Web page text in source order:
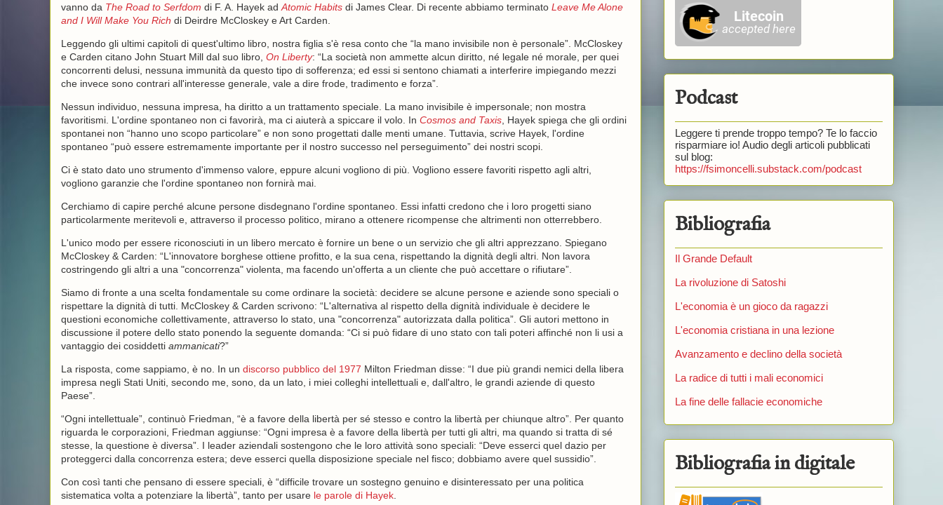
vanno da The Road to Serfdom di F. A. Hayek ad Atomic Habitsdi James Clear. Di recente abbiamo terminato Leave Me Alone
and I Will Make You Rich di Deirdre McCloskey e Art Carden.
Leggendo gli ultimi capitoli di quest'ultimo libro, nostra figlia s'è resa conto che “la mano invisibile non è personale”. McCloskey
e Carden citano John Stuart Mill dal suo libro, On Liberty: “La società non ammette alcun diritto, né legale né morale, per quei
concorrenti delusi, nessuna immunità da questo tipo di sofferenza; ed essi si sentono chiamati a interferire impiegando mezzi
che invece sono contrari all'interesse generale, vale a dire frode, tradimento e forza”.
Nessun individuo, nessuna impresa, ha diritto a un trattamento speciale. La mano invisibile è impersonale; non mostra
favoritismi. L'ordine spontaneo non ci favorirà, ma ci aiuterà a spiccare il volo. In Cosmos and Taxis, Hayek spiega che gli ordini
spontanei non “hanno uno scopo particolare” e non sono progettati dalle menti umane. Tuttavia, scrive Hayek, l'ordine
spontaneo “può essere estremamente importante per il nostro successo nel perseguimento” dei nostri scopi.
Ci è stato dato uno strumento d'immenso valore, eppure alcuni vogliono di più. Vogliono essere favoriti rispetto agli altri,
vogliono garanzie che l'ordine spontaneo non fornirà mai.
Cerchiamo di capire perché alcune persone disdegnano l'ordine spontaneo. Essi infatti credono che i loro progetti siano
particolarmente meritevoli e, attraverso il processo politico, mirano a ottenere ricompense che altrimenti non otterrebbero.
L'unico modo per essere riconosciuti in un libero mercato è fornire un bene o un servizio che gli altri apprezzano. Spiegano
McCloskey & Carden: “L'innovatore borghese ottiene profitto, e la sua cena, rispettando la dignità degli altri. Non lavora
costringendo gli altri a una "concorrenza" violenta, ma facendo un'offerta a un cliente che può accettare o rifiutare”.
Siamo di fronte a una scelta fondamentale su come ordinare la società: decidere se alcune persone e aziende sono speciali o
rispettare la dignità di tutti. McCloskey & Carden scrivono: “L'alternativa al rispetto della dignità individuale è decidere le
questioni economiche collettivamente, attraverso lo stato, una "concorrenza" autorizzata dalla politica”. Gli autori mettono in
discussione il potere dello stato ponendo la seguente domanda: “Ci si può fidare di uno stato con tali poteri affinché non li usi a
vantaggio dei cosiddetti ammanicati?”
La risposta, come sappiamo, è no. In un discorso pubblico del 1977 Milton Friedman disse: “I due più grandi nemici della libera
impresa negli Stati Uniti, secondo me, sono, da un lato, i miei colleghi intellettuali e, dall'altro, le grandi aziende di questo
Paese”.
“Ogni intellettuale”, continuò Friedman, “è a favore della libertà per sé stesso e contro la libertà per chiunque altro”. Per quanto
riguarda le corporazioni, Friedman aggiunse: “Ogni impresa è a favore della libertà per tutti gli altri, ma quando si tratta di sé
stesse, la questione è diversa”. I leader aziendali sostengono che le loro attività sono speciali: “Deve esserci quel dazio per
proteggerci dalla concorrenza estera; deve esserci quella disposizione speciale nel fisco; dobbiamo avere quel sussidio”.
Con così tanti che pensano di essere speciali, è “difficile trovare un sostegno genuino e disinteressato per una politica
sistematica volta a potenziare la libertà”, tanto per usare le parole di Hayek.
Podcast
Leggere ti prende troppo tempo? Te lo faccio
risparmiare io! Audio degli articoli pubblicati
sul blog:
https://fsimoncelli.substack.com/podcast
Bibliografia
Il Grande Default
La rivoluzione di Satoshi
L'economia è un gioco da ragazzi
L'economia cristiana in una lezione
Avanzamento e declino della società
La radice di tutti i mali economici
La fine delle fallacie economiche
Bibliografia in digitale